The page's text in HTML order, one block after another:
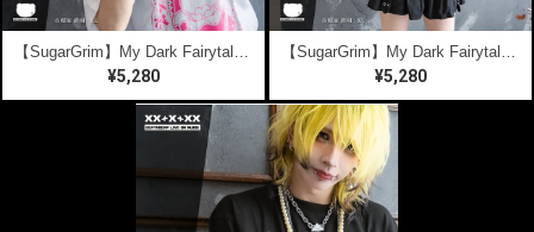
【SugarGrim】My Dark Fairytale ｜ キュート,ファンシーTシャツ / ゴシック / 熊ベア
¥5,280
【SugarGrim】My Dark Fairytale | BLACK【7.13まで送料無料】 ｜ キュート,ファンシーTシャツ / ゴシック / 熊ベア
¥5,280